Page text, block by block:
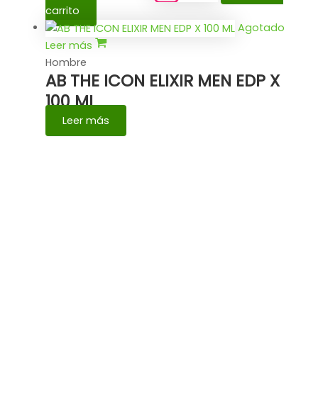
carrito
Agotado
Leer más
Hombre
AB THE ICON ELIXIR MEN EDP X
100 ML
Leer más